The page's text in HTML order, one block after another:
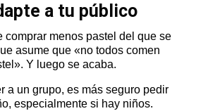
a tu público
comprar menos pastel del que se
asume que «no todos comen
Y luego se acaba.
a un grupo, es más seguro pedir
especialmente si hay niños.